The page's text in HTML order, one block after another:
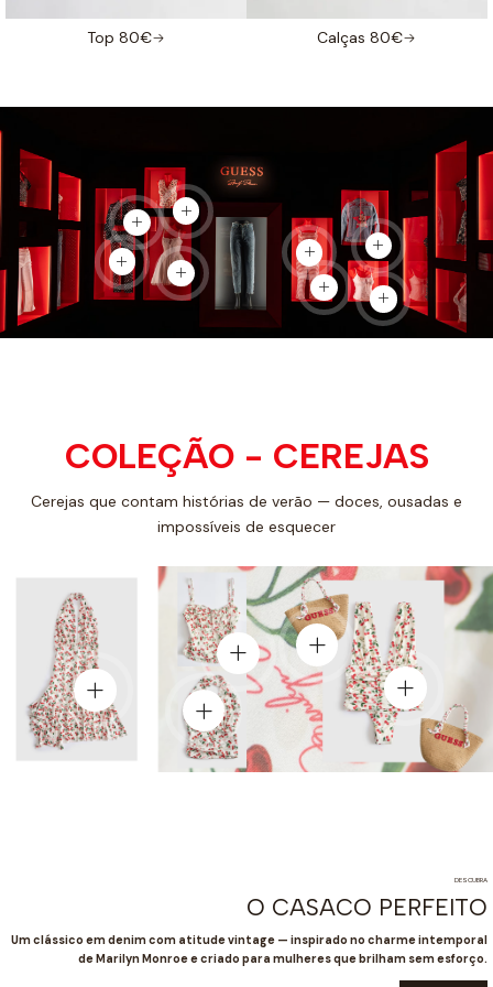
Top 80€ Calças 80€
Voir le produit
Voir le produit
Voir le produit
Voir le produit
Voir le produit
Voir le produit
Voir le produit
Voir le produit
COLEÇÃO - CEREJAS
Cerejas que contam histórias de verão — doces, ousadas e
impossíveis de esquecer
Voir le produit
Voir le produitVoir le produit
Voir le
Voir le produit
DESCUBRA
O CASACO PERFEITO
Um clássico em denim com atitude vintage — inspirado no charme intemporal
de Marilyn Monroe e criado para mulheres que brilham sem esforço.